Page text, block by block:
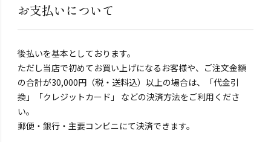
お支払いについて
後払いを基本としております。
ただし当店で初めてお買い上げになるお客様や、ご注文金額
の合計が30,000円（税・送料込）以上の場合は、「代金引
換」「クレジットカード」 などの決済方法をご利用くださ
い。
郵便・銀行・主要コンビニにて決済できます。